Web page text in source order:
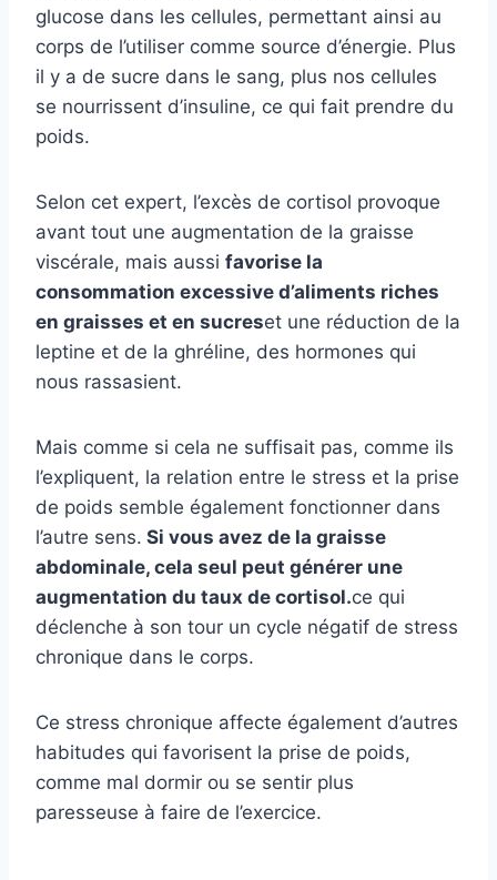
glucose dans les cellules, permettant ainsi au
corps de l’utiliser comme source d’énergie. Plus
il y a de sucre dans le sang, plus nos cellules
se nourrissent d’insuline, ce qui fait prendre du
poids.
Selon cet expert, l’excès de cortisol provoque
avant tout une augmentation de la graisse
viscérale, mais aussi favorise la
consommation excessive d’aliments riches
en graisses et en sucreset une réduction de la
leptine et de la ghréline, des hormones qui
nous rassasient.
Mais comme si cela ne suffisait pas, comme ils
l’expliquent, la relation entre le stress et la prise
de poids semble également fonctionner dans
l’autre sens. Si vous avez de la graisse
abdominale, cela seul peut générer une
augmentation du taux de cortisol.ce qui
déclenche à son tour un cycle négatif de stress
chronique dans le corps.
Ce stress chronique affecte également d’autres
habitudes qui favorisent la prise de poids,
comme mal dormir ou se sentir plus
paresseuse à faire de l’exercice.